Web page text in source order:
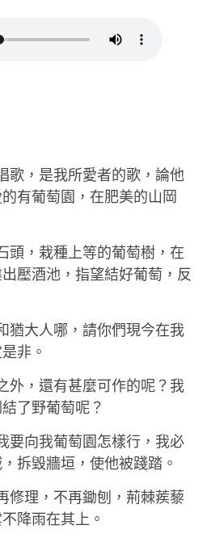
歌，是我所愛者的歌，論他
有葡萄園，在肥美的山岡
頭，栽種上等的葡萄樹，在
壓酒池，指望結好葡萄，反
猶大人哪，請你們現今在我
非。
外，還有甚麼可作的呢？我
了野葡萄呢？
要向我葡萄園怎樣行，我必
拆毀牆垣，使他被踐踏。
修理，不再鋤刨，荊棘蒺藜
降雨在其上。